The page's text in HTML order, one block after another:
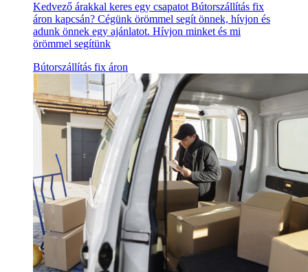
Kedvező árakkal keres egy csapatot Bútorszállítás fix
áron kapcsán? Cégünk örömmel segít önnek, hívjon és
adunk önnek egy ajánlatot. Hívjon minket és mi
örömmel segítünk
Bútorszállítás fix áron